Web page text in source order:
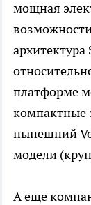
мощная
архитектура
платформе
компактные
нынешний
модели
А еще